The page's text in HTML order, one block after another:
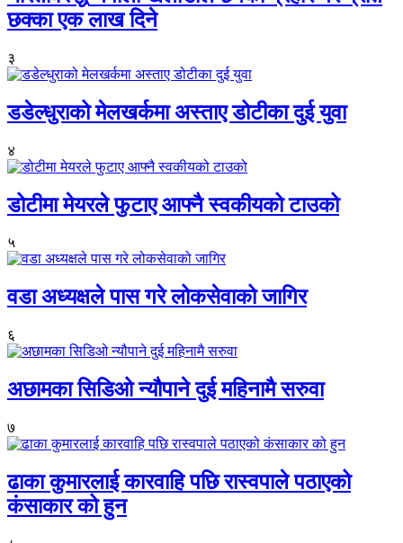
छक्का एक लाख दिने
३
डडेल्धुराको मेलखर्कमा अस्ताए डोटीका दुई युवा
४
डोटीमा मेयरले फुटाए आफ्नै स्वकीयको टाउको
५
वडा अध्यक्षले पास गरे लोकसेवाको जागिर
६
अछामका सिडिओ न्यौपाने दुई महिनामै सरुवा
७
ढाका कुमारलाई कारवाहि पछि रास्वपाले पठाएको
कंसाकार को हुन